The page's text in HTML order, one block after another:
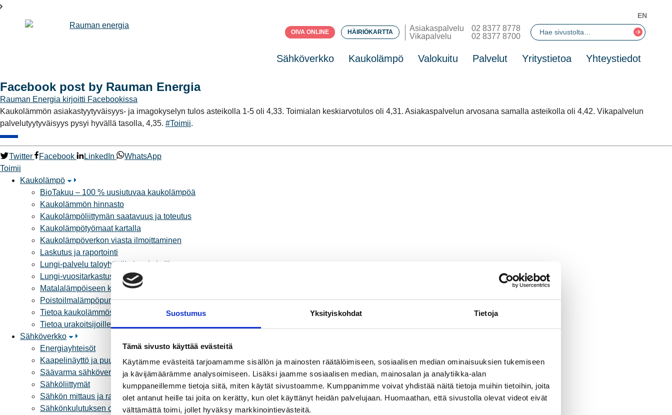
Suostumus Yksityiskohdat Tietoja
Tämä sivusto käyttää evästeitä
Käytämme evästeitä tarjoamamme sisällön ja mainosten räätälöimiseen, sosiaalisen median ominaisuuksien tukemiseen
ja kävijämäärämme analysoimiseen. Lisäksi jaamme sosiaalisen median, mainosalan ja analytiikka-alan
kumppaneillemme tietoja siitä, miten käytät sivustoamme. Kumppanimme voivat yhdistää näitä tietoja muihin tietoihin, joita
olet antanut heille tai joita on kerätty, kun olet käyttänyt heidän palvelujaan. Huomaathan, että sivustolla olevat videot eivät
välttämättä toimi, jollet hyväksy markkinointievästeitä.
OIVA ONLINE HÄIRIÖKARTTA Asiakaspalvelu
02 8377 8778
Vikapalvelu
02 8377 8700
Sähköverkko Kaukolämpö Valokuitu Palvelut Yritystietoa Yhteystiedot
EN
Facebook post by Rauman Energia
Rauman Energia kirjoitti Facebookissa
Kaukolämmön asiakastyytyväisyys- ja imagokyselyn tulos asteikolla 1-5 oli 4,33. Toimialan keskiarvotulos oli 4,31. Asiakaspalvelun arvosana samalla asteikolla oli 4,42. Vikapalvelun
palvelutyytyväisyys pysyi hyvällä tasolla, 4,35. #Toimii.
Twitter Facebook LinkedIn
WhatsApp
Toimii
Kaukolämpö
BioTakuu – 100 % uusiutuvaa kaukolämpöä
Kaukolämmön hinnasto
Kaukolämpöliittymän saatavuus ja toteutus
Kaukolämpötyömaat kartalla
Kaukolämpöverkon viasta ilmoittaminen
Laskutus ja raportointi
Lungi-palvelu taloyhtiöille ja yrityksille
Lungi-vuositarkastus kuluttajille
Matalalämpöiseen kaukolämpöön siirtyminen
Poistoilmalämpöpumppu kaukolämpötaloon
Tietoa kaukolämmöstä
Tietoa urakoitsijoille
Sähköverkko
Energiayhteisöt
Kaapelinäyttö ja puunkaatoapu
Säävarma sähköverkko
Sähköliittymät
Sähkön mittaus ja raportointi
Sähkönkulutuksen ohjaus kiinteistössä